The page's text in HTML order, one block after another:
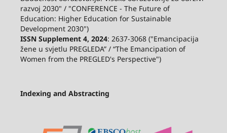
razvoj 2030" / "CONFERENCE - The Future of
Education: Higher Education for Sustainable
Development 2030")
ISSN Supplement 4, 2024: 2637-3068 ("Emancipacija
žene u svjetlu PREGLEDA” / “The Emancipation of
Women from the PREGLED's Perspective")
Indexing and Abstracting